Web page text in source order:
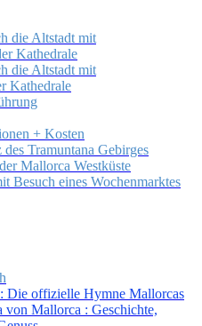
die Altstadt mit
Kathedrale
die Altstadt mit
Kathedrale
+ Kosten
Tramuntana Gebirges
Mallorca Westküste
Besuch eines Wochenmarktes
Die offizielle Hymne Mallorcas
von Mallorca : Geschichte,